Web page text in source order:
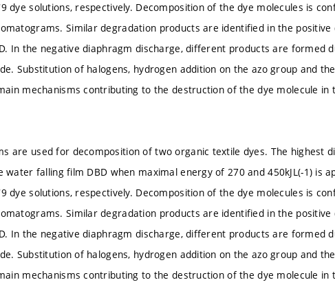
dye solutions, respectively. Decomposition of the dye molecules is
Similar degradation products are identified in the
In the negative diaphragm discharge, different products are formed
Substitution of halogens, hydrogen addition on the azo group and
mechanisms contributing to the destruction of the dye molecule in
are used for decomposition of two organic textile dyes. The highest
water falling film DBD when maximal energy of 270 and 450kJL(-1) is
dye solutions, respectively. Decomposition of the dye molecules is
Similar degradation products are identified in the
In the negative diaphragm discharge, different products are formed
Substitution of halogens, hydrogen addition on the azo group and
mechanisms contributing to the destruction of the dye molecule in